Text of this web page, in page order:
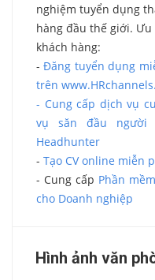
nghiệm tuyển dụng
hàng đầu thế giới.
khách hàng:
-Đăng tuyển dụng
trên
- Cung cấp dịch vụ
vụ săn đầu
Headhunter
- Tạo CV online miễn
- Cung cấp Phần
cho Doanh nghiệp
Hình ảnh văn